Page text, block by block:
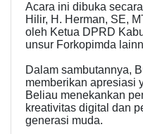
Acara ini dibuka
Hilir, H. Herman, SE,
oleh Ketua DPRD
unsur Forkopimda
Dalam sambutannya,
memberikan apresiasi
Beliau menekankan
kreativitas digital dan
generasi muda.